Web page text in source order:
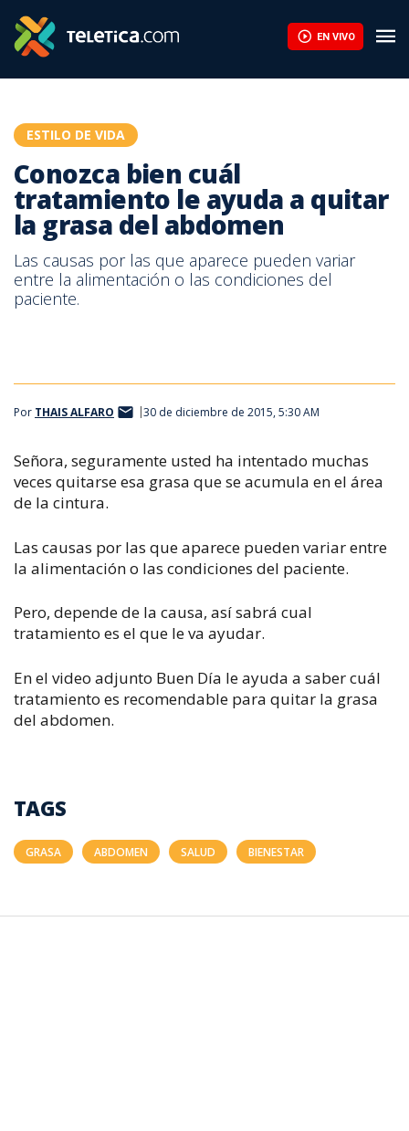
EN VIVO
ESTILO DE VIDA
Conozca bien cuál
tratamiento le ayuda a quitar
la grasa del abdomen
Las causas por las que aparece pueden variar
entre la alimentación o las condiciones del
paciente.
Por THAIS ALFARO 30 de diciembre de 2015, 5:30 AM
Señora, seguramente usted ha intentado muchas
veces quitarse esa grasa que se acumula en el área
de la cintura.
Las causas por las que aparece pueden variar entre
la alimentación o las condiciones del paciente.
Pero, depende de la causa, así sabrá cual
tratamiento es el que le va ayudar.
En el video adjunto Buen Día le ayuda a saber cuál
tratamiento es recomendable para quitar la grasa
del abdomen.
TAGS
GRASA ABDOMEN SALUD BIENESTAR